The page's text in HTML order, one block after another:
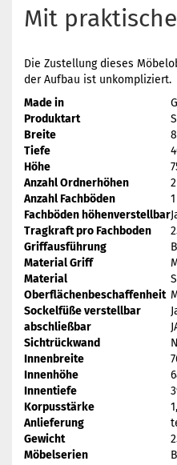
Mit
Die Zustellung dieses
der Aufbau ist unkompliziert.
Made in
Produktart
Breite
Tiefe
Höhe
Anzahl Ordnerhöhen
2
Anzahl Fachböden
1
Fachböden höhenverstellbar
Tragkraft pro Fachboden
Griffausführung
Material Griff
Material
Oberflächenbeschaffenheit
Sockelfüße verstellbar
abschließbar
Sichtrückwand
Innenbreite
Innenhöhe
Innentiefe
Korpusstärke
Anlieferung
Gewicht
Möbelserien